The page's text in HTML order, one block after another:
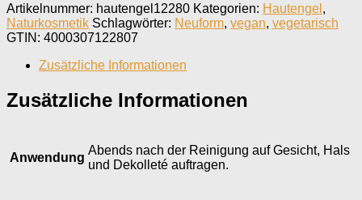
Artikelnummer: hautengel12280 Kategorien: Hautengel ,
Naturkosmetik Schlagwörter: Neuform, vegan, vegetarisch
GTIN: 4000307122807
Zusätzliche Informationen
Zusätzliche Informationen
Anwendung
Abends nach der Reinigung auf Gesicht, Hals
und Dekolleté auftragen.